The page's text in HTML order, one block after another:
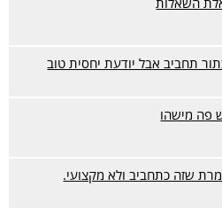
תחביב אבל יודעת יחסית טוב
פה מישהו
שזה כתחביב ולא מקצועי.